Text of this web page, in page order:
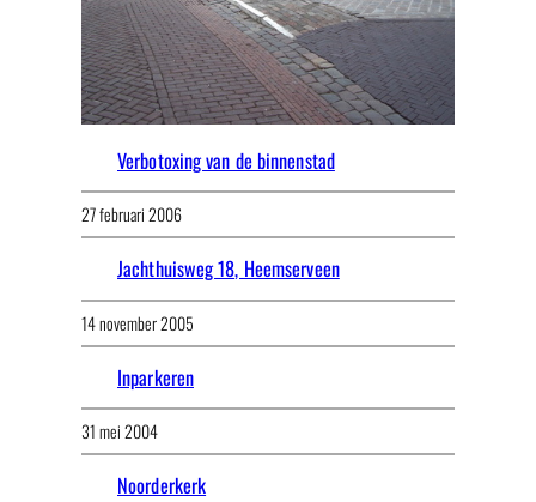
Verbotoxing van de binnenstad
27 februari 2006
Jachthuisweg 18, Heemserveen
14 november 2005
Inparkeren
31 mei 2004
Noorderkerk